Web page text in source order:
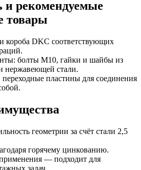
и рекомендуемые
товары
короба DKC соответствующих
болты М10, гайки и шайбы из
нержавеющей стали.
пластины для соединения
геометрии за счёт стали 2,5
горячему цинкованию.
— подходит для
задач.